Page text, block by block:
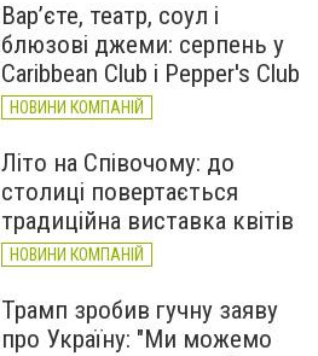
Вар’єте, театр, соул і
блюзові джеми: серпень у
Caribbean Club і Pepper's Club
НОВИНИ КОМПАНІЙ
Літо на Співочому: до
столиці повертається
традиційна виставка квітів
НОВИНИ КОМПАНІЙ
Трамп зробив гучну заяву
про Україну: "Ми можемо